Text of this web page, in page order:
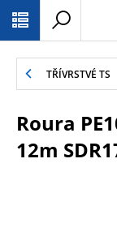
TŘÍVRSTVÉ TS
Roura
12m